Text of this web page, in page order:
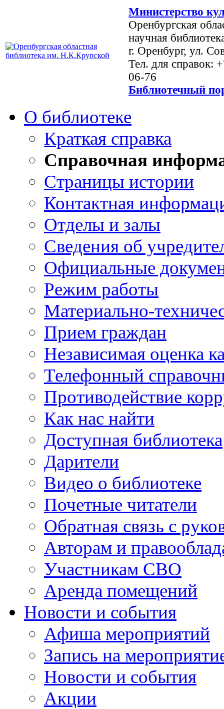
Министерство
Оренбургская
научная
г. Оренбург, ул.
Тел. для справок:
06-76
Библиотечный
О библиотеке
Краткая справка
Справочная
Страницы истории
Контактная
Отделы и залы
Сведения об
Официальные
Режим работы
Материально-
Прием граждан
Независимая оценка
Телефонный
Противодействие
Как нас найти
Доступная библиотека
Дарители
Видео о библиотеке
Почетные читатели
Обратная связь с
Авторам и
Участникам СВО
Аренда помещений
Новости и события
Афиша мероприятий
Запись на
Новости и события
Акции